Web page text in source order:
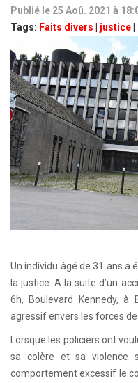
Publié le 25 Aoû. 2021 à
Tags: Faits divers justice
Un individu âgé de 31 ans a
la justice. A la suite d’un
6h, Boulevard Kennedy, à
agressif envers les forces de
Lorsque les policiers ont
sa colère et sa violence
comportement excessif le